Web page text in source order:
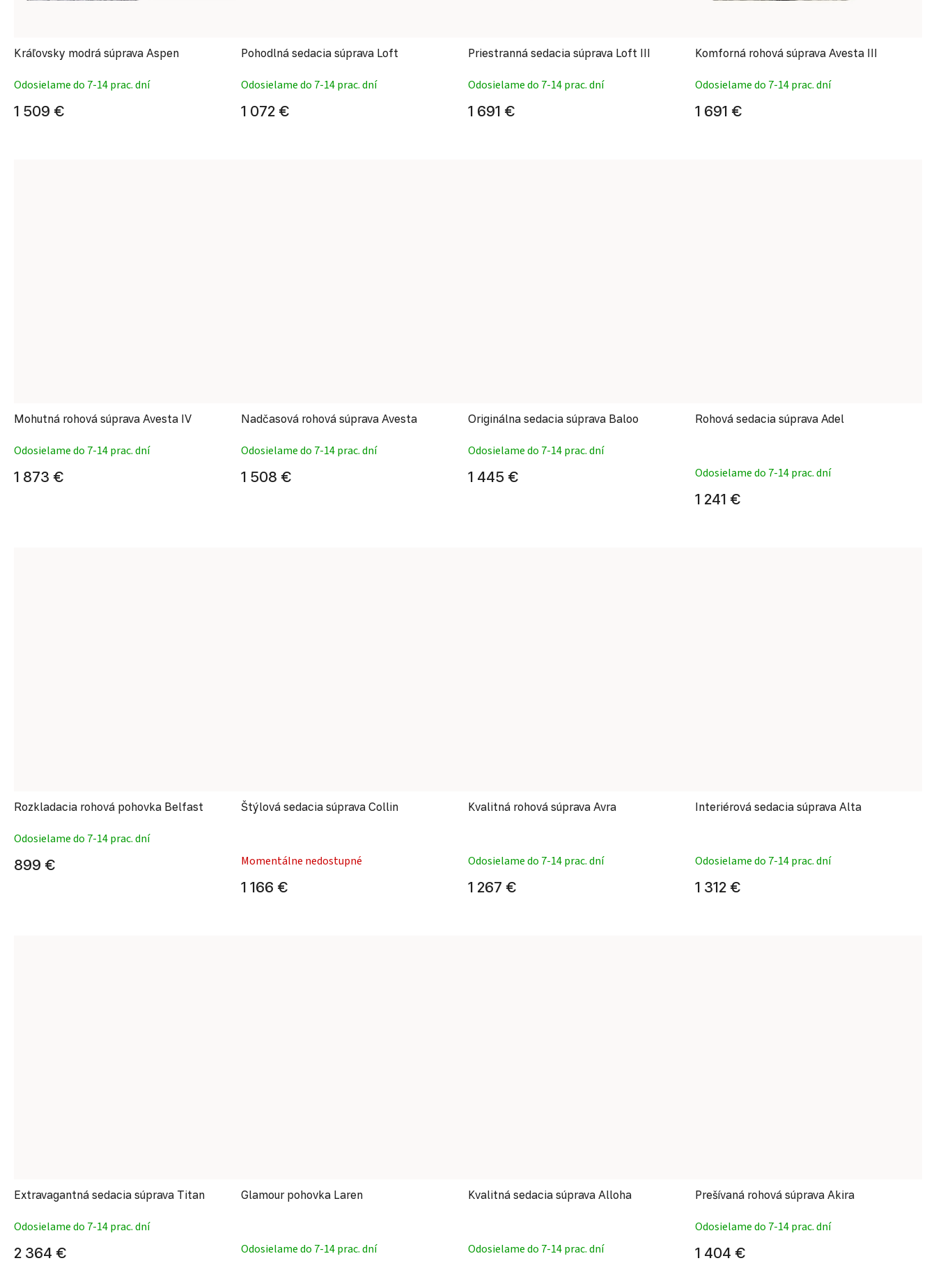
Kráľovsky modrá súprava Aspen
Odosielame do 7-14 prac. dní
1 509 €
Pohodlná sedacia súprava Loft
Odosielame do 7-14 prac. dní
1 072 €
Priestranná sedacia súprava Loft III
Odosielame do 7-14 prac. dní
1 691 €
Komforná rohová súprava Avesta III
Odosielame do 7-14 prac. dní
1 691 €
Mohutná rohová súprava Avesta IV
Odosielame do 7-14 prac. dní
1 873 €
Nadčasová rohová súprava Avesta
Odosielame do 7-14 prac. dní
1 508 €
Originálna sedacia súprava Baloo
Odosielame do 7-14 prac. dní
1 445 €
Rohová sedacia súprava Adel
Odosielame do 7-14 prac. dní
1 241 €
Rozkladacia rohová pohovka Belfast
Odosielame do 7-14 prac. dní
899 €
Štýlová sedacia súprava Collin
Momentálne nedostupné
1 166 €
Kvalitná rohová súprava Avra
Odosielame do 7-14 prac. dní
1 267 €
Interiérová sedacia súprava Alta
Odosielame do 7-14 prac. dní
1 312 €
Extravagantná sedacia súprava Titan
Odosielame do 7-14 prac. dní
2 364 €
Glamour pohovka Laren
Odosielame do 7-14 prac. dní
Kvalitná sedacia súprava Alloha
Priemerné hodnotenie produktu je 5,0 z 5 hviezdičiek.
Odosielame do 7-14 prac. dní
Prešívaná rohová súprava Akira
Odosielame do 7-14 prac. dní
1 404 €